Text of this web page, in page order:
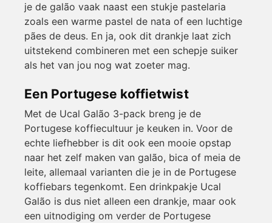
je de galão vaak naast een stukje pastelaria
zoals een warme pastel de nata of een luchtige
pães de deus. En ja, ook dit drankje laat zich
uitstekend combineren met een schepje suiker
als het van jou nog wat zoeter mag.
Een Portugese koffietwist
Met de Ucal Galão 3-pack breng je de
Portugese koffiecultuur je keuken in. Voor de
echte liefhebber is dit ook een mooie opstap
naar het zelf maken van galão, bica of meia de
leite, allemaal varianten die je in de Portugese
koffiebars tegenkomt. Een drinkpakje Ucal
Galão is dus niet alleen een drankje, maar ook
een uitnodiging om verder de Portugese